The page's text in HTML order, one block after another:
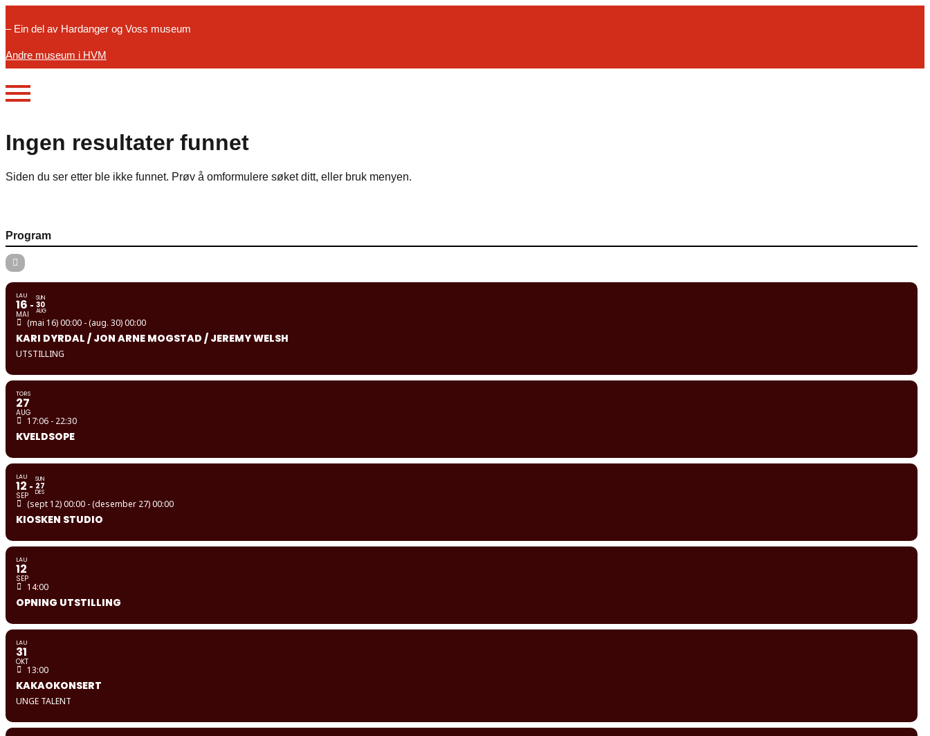
– Ein del av Hardanger og Voss museum
Andre museum i HVM
Ingen resultater funnet
Siden du ser etter ble ikke funnet. Prøv å omformulere søket ditt, eller bruk menyen.
Program
LAU
16
MAI
SUN
30
AUG
(mai 16) 00:00 - (aug. 30) 00:00
KARI DYRDAL / JON ARNE MOGSTAD / JEREMY WELSH
UTSTILLING
TORS
27
AUG
17:06 - 22:30
KVELDSOPE
LAU
12
SEP
SUN
27
DES
(sept 12) 00:00 - (desember 27) 00:00
KIOSKEN STUDIO
LAU
12
SEP
14:00
OPNING UTSTILLING
LAU
31
OKT
13:00
KAKAOKONSERT
UNGE TALENT